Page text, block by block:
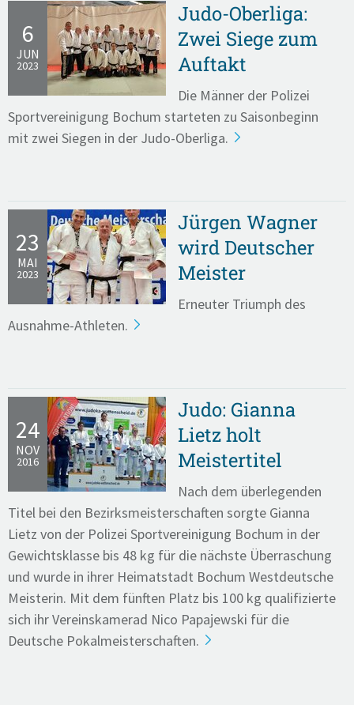
6
JUN
2023
Judo-Oberliga:
Zwei Siege zum
Auftakt
Die Männer der Polizei
Sportvereinigung Bochum starteten zu Saisonbeginn
mit zwei Siegen in der Judo-Oberliga.
23
MAI
2023
Jürgen Wagner
wird Deutscher
Meister
Erneuter Triumph des
Ausnahme-Athleten.
24
NOV
2016
Judo: Gianna
Lietz holt
Meistertitel
Nach dem überlegenden
Titel bei den Bezirksmeisterschaften sorgte Gianna
Lietz von der Polizei Sportvereinigung Bochum in der
Gewichtsklasse bis 48 kg für die nächste Überraschung
und wurde in ihrer Heimatstadt Bochum Westdeutsche
Meisterin. Mit dem fünften Platz bis 100 kg qualifizierte
sich ihr Vereinskamerad Nico Papajewski für die
Deutsche Pokalmeisterschaften.